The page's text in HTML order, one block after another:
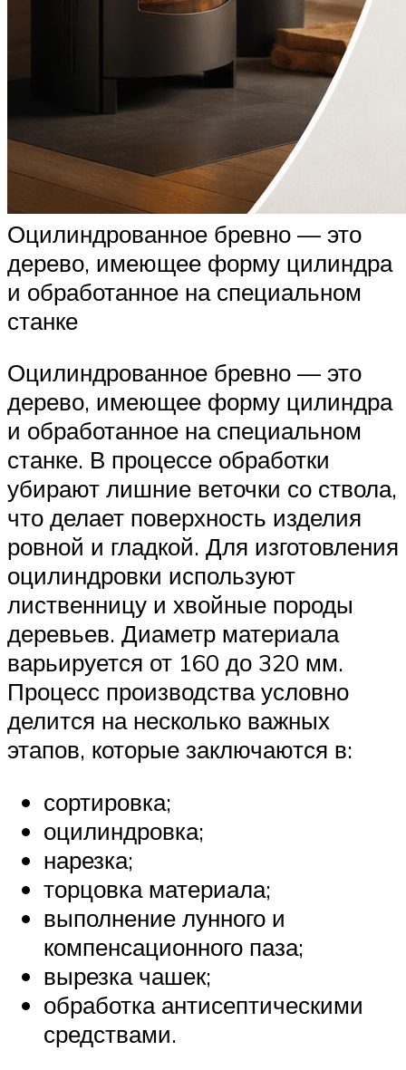
Оцилиндрованное бревно — это
дерево, имеющее форму цилиндра
и обработанное на специальном
станке
Оцилиндрованное бревно — это
дерево, имеющее форму цилиндра
и обработанное на специальном
станке. В процессе обработки
убирают лишние веточки со ствола,
что делает поверхность изделия
ровной и гладкой. Для изготовления
оцилиндровки используют
лиственницу и хвойные породы
деревьев. Диаметр материала
варьируется от 160 до 320 мм.
Процесс производства условно
делится на несколько важных
этапов, которые заключаются в:
сортировка;
оцилиндровка;
нарезка;
торцовка материала;
выполнение лунного и
компенсационного паза;
вырезка чашек;
обработка антисептическими
средствами.